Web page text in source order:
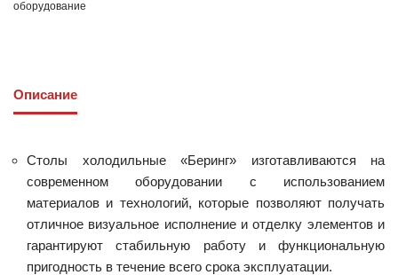
оборудование
Описание
Столы холодильные «Беринг» изготавливаются на
современном оборудовании с использованием
материалов и технологий, которые позволяют получать
отличное визуальное исполнение и отделку элементов и
гарантируют стабильную работу и функциональную
пригодность в течение всего срока эксплуатации.